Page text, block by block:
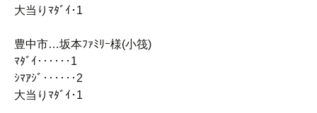
大当りﾏﾀﾞｲ･1
豊中市…坂本ﾌｧﾐﾘｰ様(小筏)
ﾏﾀﾞｲ‥‥‥1
ｼﾏｱｼﾞ‥‥‥2
大当りﾏﾀﾞｲ･1